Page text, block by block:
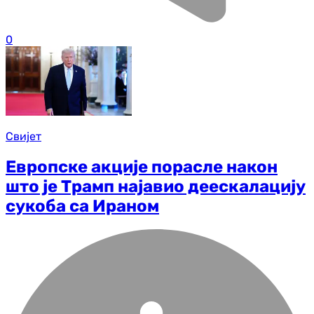
0
Свијет
Европске акције порасле након
што је Трамп најавио деескалацију
сукоба са Ираном